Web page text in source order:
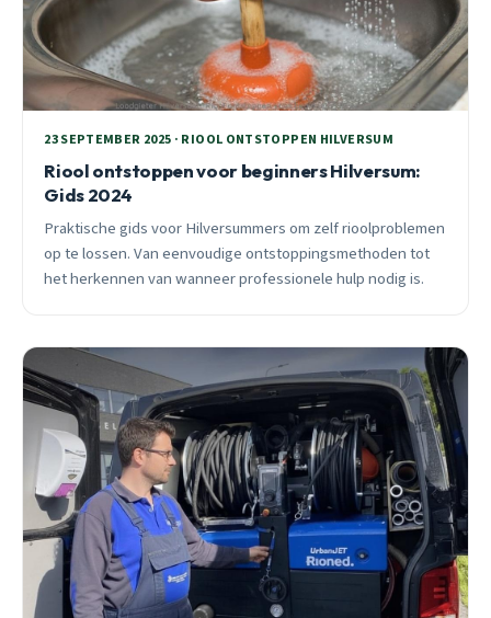
23 SEPTEMBER 2025 · RIOOL ONTSTOPPEN HILVERSUM
Riool ontstoppen voor beginners Hilversum:
Gids 2024
Praktische gids voor Hilversummers om zelf rioolproblemen
op te lossen. Van eenvoudige ontstoppingsmethoden tot
het herkennen van wanneer professionele hulp nodig is.